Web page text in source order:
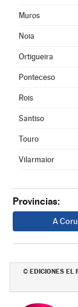
Muros
Noia
Ortigueira
Ponteceso
Rois
Santiso
Touro
Vilarmaior
Provincias:
A
© EDICIONES EL